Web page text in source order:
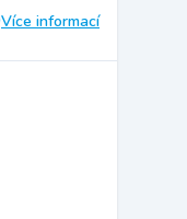
Více informací